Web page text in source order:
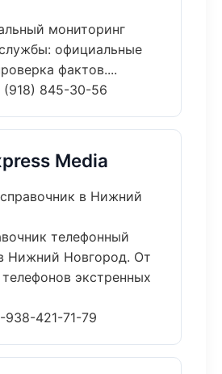
мониторинг
официальные
фактов....
(918) 845-30-56
Media
в Нижний
телефонный
Нижний Новгород. От
экстренных
938-421-71-79